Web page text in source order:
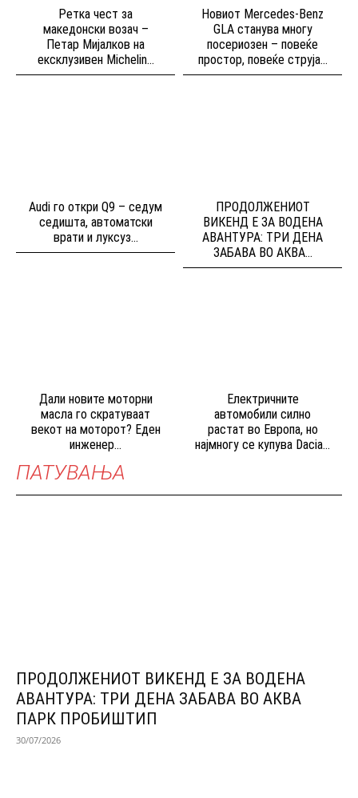
Ретка чест за
македонски возач –
Петар Мијалков на
ексклузивен Michelin...
Новиот Mercedes-Benz
GLA станува многу
посериозен – повеќе
простор, повеќе струја...
Audi го откри Q9 – седум
седишта, автоматски
врати и луксуз...
ПРОДОЛЖЕНИОТ
ВИКЕНД Е ЗА ВОДЕНА
АВАНТУРА: ТРИ ДЕНА
ЗАБАВА ВО АКВА...
Дали новите моторни
масла го скратуваат
векот на моторот? Еден
инженер...
Електричните
автомобили силно
растат во Европа, но
најмногу се купува Dacia...
ПАТУВАЊА
ПРОДОЛЖЕНИОТ ВИКЕНД Е ЗА ВОДЕНА
АВАНТУРА: ТРИ ДЕНА ЗАБАВА ВО АКВА
ПАРК ПРОБИШТИП
30/07/2026